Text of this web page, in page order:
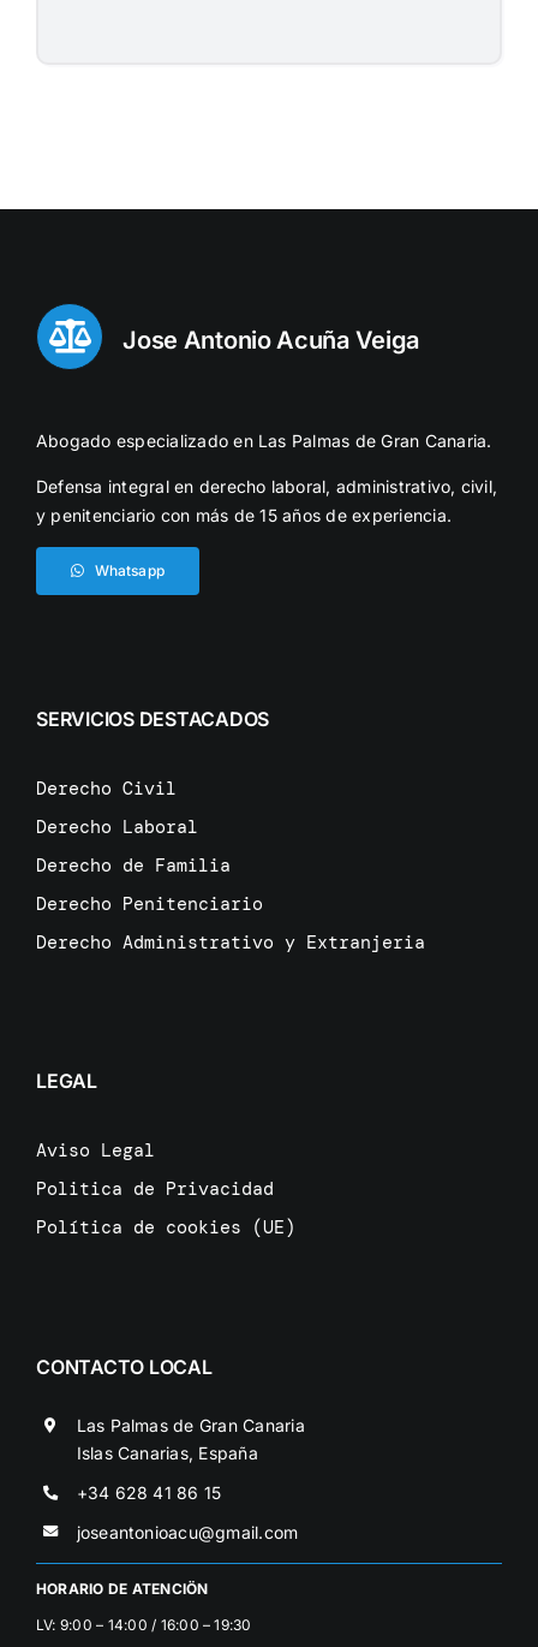
Jose Antonio Acuña Veiga
Abogado especializado en Las Palmas de Gran Canaria.
Defensa integral en derecho laboral, administrativo, civil,
y penitenciario con más de 15 años de experiencia.
Whatsapp
SERVICIOS DESTACADOS
Derecho Civil
Derecho Laboral
Derecho de Familia
Derecho Penitenciario
Derecho Administrativo y Extranjeria
LEGAL
Aviso Legal
Politica de Privacidad
Política de cookies (UE)
CONTACTO LOCAL
Las Palmas de Gran Canaria
Islas Canarias, España
+34 628 41 86 15
joseantonioacu@gmail.com
HORARIO DE ATENCIÖN
LV: 9:00 – 14:00 / 16:00 – 19:30